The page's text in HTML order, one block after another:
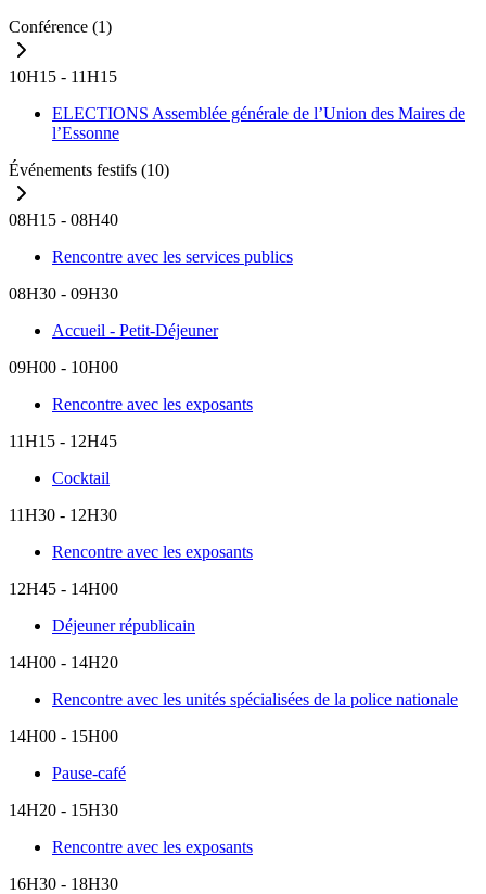
Conférence (1)
10H15 - 11H15
ELECTIONS Assemblée générale de l’Union des Maires de
l’Essonne
Événements festifs (10)
08H15 - 08H40
Rencontre avec les services publics
08H30 - 09H30
Accueil - Petit-Déjeuner
09H00 - 10H00
Rencontre avec les exposants
11H15 - 12H45
Cocktail
11H30 - 12H30
Rencontre avec les exposants
12H45 - 14H00
Déjeuner républicain
14H00 - 14H20
Rencontre avec les unités spécialisées de la police nationale
14H00 - 15H00
Pause-café
14H20 - 15H30
Rencontre avec les exposants
16H30 - 18H30